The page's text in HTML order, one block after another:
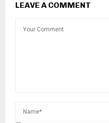
LEAVE A COMMENT